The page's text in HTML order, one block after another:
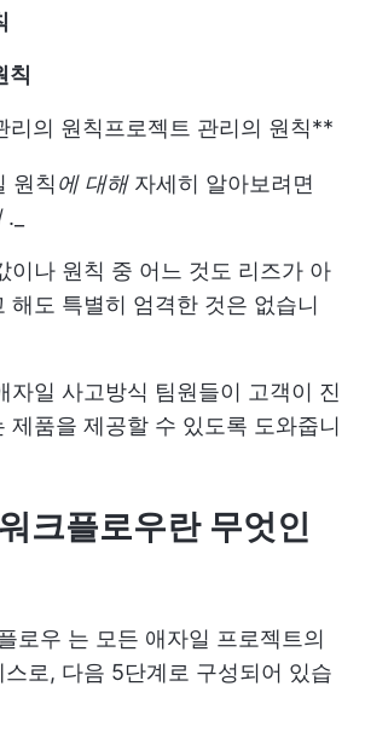
칙
리의 원칙프로젝트 관리의 원칙**
원칙에 대해 자세히 알아보려면
._
이나 원칙 중 어느 것도 리즈가 아
해도 특별히 엄격한 것은 없습니
자일 사고방식 팀원들이 고객이 진
제품을 제공할 수 있도록 도와줍니
크플로우란 무엇인
로우 는 모든 애자일 프로젝트의
로, 다음 5단계로 구성되어 있습